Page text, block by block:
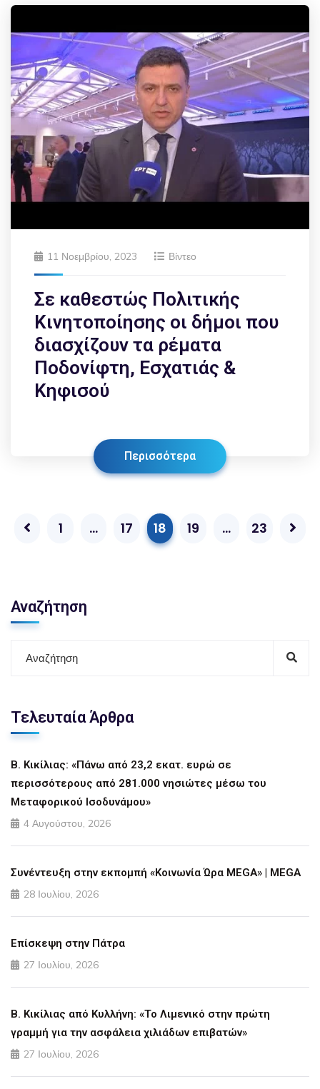
11 Νοεμβρίου, 2023 Βίντεο
Σε καθεστώς Πολιτικής
Κινητοποίησης οι δήμοι που
διασχίζουν τα ρέματα
Ποδονίφτη, Εσχατιάς &
Κηφισού
Περισσότερα
1 … 17 18 19 … 23
Αναζήτηση
Τελευταία Άρθρα
Β. Κικίλιας: «Πάνω από 23,2 εκατ. ευρώ σε
περισσότερους από 281.000 νησιώτες μέσω του
Μεταφορικού Ισοδυνάμου»
4 Αυγούστου, 2026
Συνέντευξη στην εκπομπή «Κοινωνία Ώρα MEGA» | MEGA
28 Ιουλίου, 2026
Επίσκεψη στην Πάτρα
27 Ιουλίου, 2026
Β. Κικίλιας από Κυλλήνη: «Το Λιμενικό στην πρώτη
γραμμή για την ασφάλεια χιλιάδων επιβατών»
27 Ιουλίου, 2026